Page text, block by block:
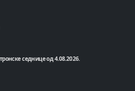
седнице од 4.08.2026.